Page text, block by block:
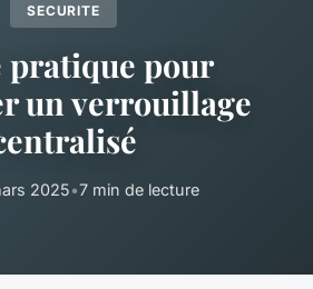
SECURITE
pratique pour
un verrouillage
2025•7 min de lecture